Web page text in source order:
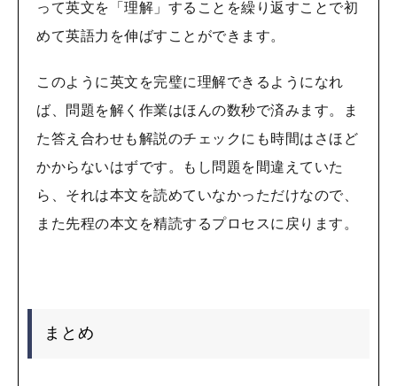
って英文を「理解」することを繰り返すことで初
めて英語力を伸ばすことができます。
このように英文を完璧に理解できるようになれ
ば、問題を解く作業はほんの数秒で済みます。ま
た答え合わせも解説のチェックにも時間はさほど
かからないはずです。もし問題を間違えていた
ら、それは本文を読めていなかっただけなので、
また先程の本文を精読するプロセスに戻ります。
まとめ